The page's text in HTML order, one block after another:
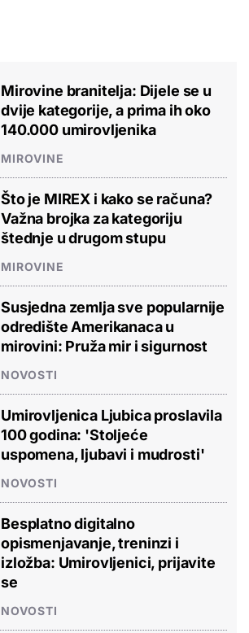
Mirovine branitelja: Dijele se u
dvije kategorije, a prima ih oko
140.000 umirovljenika
MIROVINE
Što je MIREX i kako se računa?
Važna brojka za kategoriju
štednje u drugom stupu
MIROVINE
Susjedna zemlja sve popularnije
odredište Amerikanaca u
mirovini: Pruža mir i sigurnost
NOVOSTI
Umirovljenica Ljubica proslavila
100 godina: 'Stoljeće
uspomena, ljubavi i mudrosti'
NOVOSTI
Besplatno digitalno
opismenjavanje, treninzi i
izložba: Umirovljenici, prijavite
se
NOVOSTI